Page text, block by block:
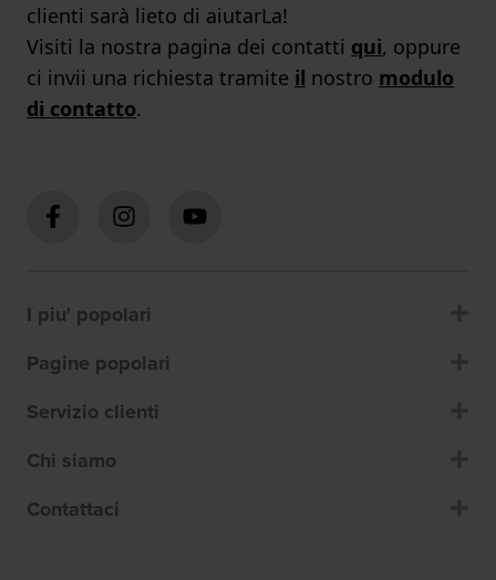
clienti sarà lieto di aiutarLa!
Visiti la nostra pagina dei contatti qui, oppure
ci invii una richiesta tramite il nostro modulo
di contatto.
I piu' popolari
Pagine popolari
Servizio clienti
Chi siamo
Contattaci